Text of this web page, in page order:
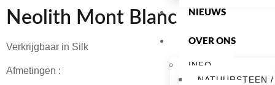
NIEUWS
OVER ONS
INFO
NATUURSTEEN /
Neolith Mont Blanc
Verkrijgbaar in Silk
Afmetingen :